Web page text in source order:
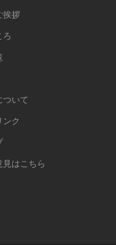
挨拶
ろ
ついて
ンク
見はこちら